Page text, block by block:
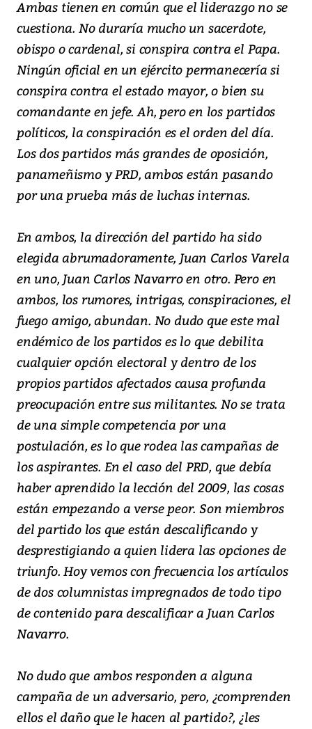
Ambas tienen en común que el liderazgo no se
cuestiona. No duraría mucho un sacerdote,
obispo o cardenal, si conspira contra el Papa.
Ningún oficial en un ejército permanecería si
conspira contra el estado mayor, o bien su
comandante en jefe. Ah, pero en los partidos
políticos, la conspiración es el orden del día.
Los dos partidos más grandes de oposición,
panameñismo y PRD, ambos están pasando
por una prueba más de luchas internas.
En ambos, la dirección del partido ha sido
elegida abrumadoramente, Juan Carlos Varela
en uno, Juan Carlos Navarro en otro. Pero en
ambos, los rumores, intrigas, conspiraciones, el
fuego amigo, abundan. No dudo que este mal
endémico de los partidos es lo que debilita
cualquier opción electoral y dentro de los
propios partidos afectados causa profunda
preocupación entre sus militantes. No se trata
de una simple competencia por una
postulación, es lo que rodea las campañas de
los aspirantes. En el caso del PRD, que debía
haber aprendido la lección del 2009, las cosas
están empezando a verse peor. Son miembros
del partido los que están descalificando y
desprestigiando a quien lidera las opciones de
triunfo. Hoy vemos con frecuencia los artículos
de dos columnistas impregnados de todo tipo
de contenido para descalificar a Juan Carlos
Navarro.
No dudo que ambos responden a alguna
campaña de un adversario, pero, ¿comprenden
ellos el daño que le hacen al partido?, ¿les